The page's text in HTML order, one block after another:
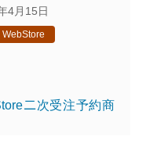
4月15日
二次受注予約商
WebStore